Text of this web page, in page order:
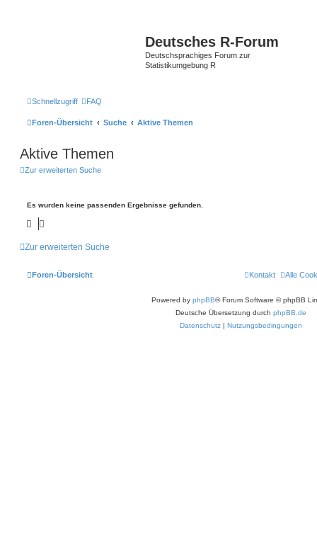
Deutsches R-Forum
Deutschsprachiges Forum zur
Statistikumgebung R
Schnellzugriff FAQ
Foren-Übersicht Suche Aktive Themen
Aktive Themen
Zur erweiterten Suche
Es wurden keine passenden Ergebnisse gefunden.
Zur erweiterten Suche
Foren-Übersicht Alle
Kontakt
Powered by phpBB® Forum Software © phpBB
Deutsche Übersetzung durch phpBB.de
Datenschutz | Nutzungsbedingungen